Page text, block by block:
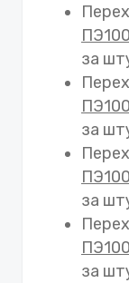
за
за
за
за